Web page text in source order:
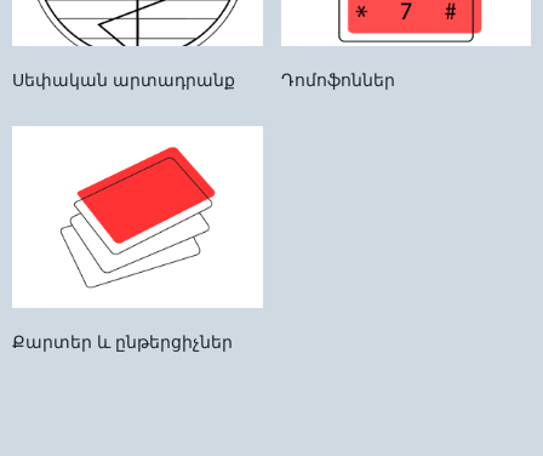
Սեփական արտադրանք Դոմոֆոններ
Քարտեր և ընթերցիչներ